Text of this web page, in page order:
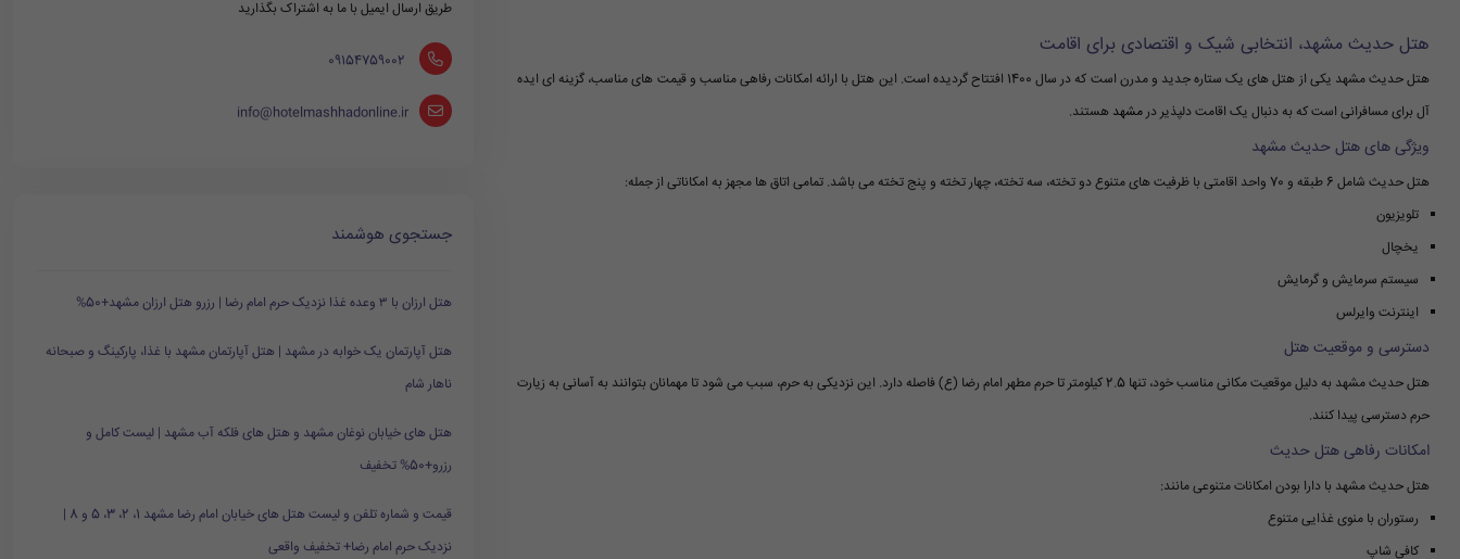
هتل حدیث مشهد، انتخابی شیک و اقتصادی برای اقامت
هتل حدیث مشهد یکی از هتل های یک ستاره جدید و مدرن است که در سال 1400 افتتاح گردیده است. این هتل با ارائه امکانات رفاهی مناسب و قیمت های مناسب، گزینه ای ایده
آل برای مسافرانی است که به دنبال یک اقامت دلپذیر درمشهد هستند.
ویژگی های هتل حدیث مشهد
هتل حدیث شامل 6 طبقه و 70 واحد اقامتی با ظرفیت های متنوع دو تخته، سه تخته، چهار تخته و پنج تخته می باشد. تمامی اتاق ها مجهز به امکاناتی از جمله:
تلویزیون
یخچال
سیستم سرمایش و گرمایش
اینترنت وایرلس
دسترسی و موقعیت هتل
هتل حدیث مشهد به دلیل موقعیت مکانی مناسب خود، تنها 2.5 کیلومتر تا حرم مطهر امام رضا (ع) فاصله دارد. این نزدیکی به حرم، سبب می شود تا مهمانان بتوانند به آسانی به زیارت
حرم دسترسی پیدا کنند.
امکانات رفاهی هتل حدیث
هتل حدیث مشهد با دارا بودن امکانات متنوعی مانند:
رستوران با منوی غذایی متنوع
کافی شاپ
طریق ارسال ایمیل با ما به اشتراک بگذارید
‪ 09154759002
info@hotelmashhadonline.ir
جستجوی هوشمند
هتل ارزان با ۳ وعده غذا نزدیک حرم امام رضا | رزرو هتل ارزان مشهد+50%
هتل آپارتمان یک خوابه در مشهد | هتل آپارتمان مشهد با غذا، پارکینگ و صبحانه
ناهار شام
هتل های خیابان نوغان مشهد و هتل های فلکه آب مشهد | لیست کامل و
رزرو+50% تخفیف
قیمت و شماره تلفن و لیست هتل های خیابان امام رضا مشهد 1، 2، 3، 5 و 8 |
نزدیک حرم امام رضا+ تخفیف واقعی